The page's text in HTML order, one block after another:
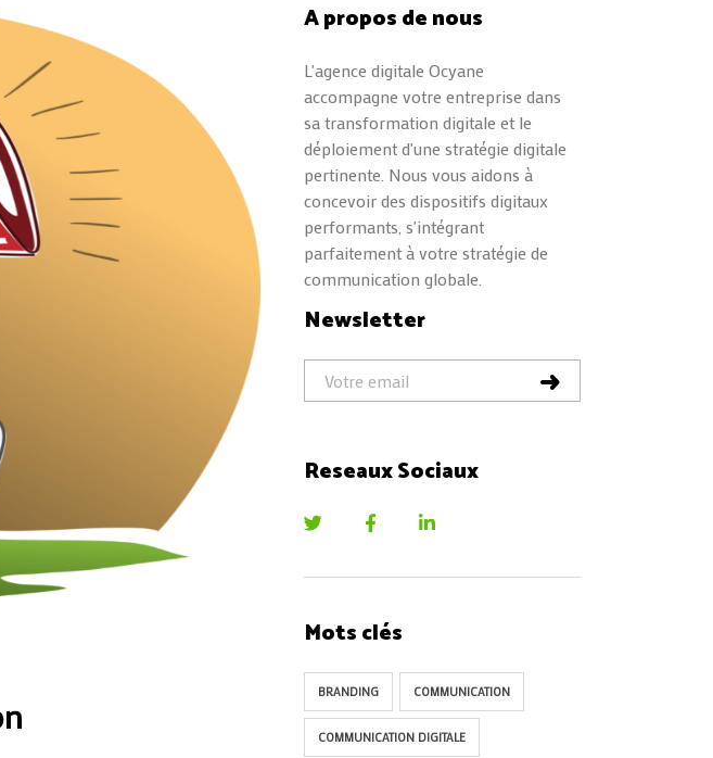
A propos de nous
L'agence digitale Ocyane
accompagne votre entreprise dans
sa transformation digitale et le
déploiement d'une stratégie digitale
pertinente. Nous vous aidons à
concevoir des dispositifs digitaux
performants, s'intégrant
parfaitement à votre stratégie de
communication globale.
Newsletter
Reseaux Sociaux
Mots clés
BRANDING COMMUNICATION
COMMUNICATION DIGITALE